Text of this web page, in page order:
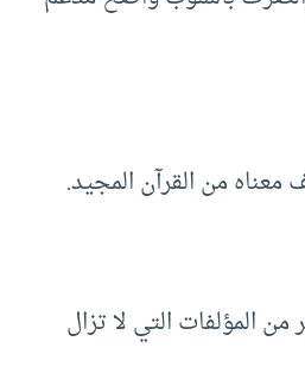
المؤلفات التي لا تزال